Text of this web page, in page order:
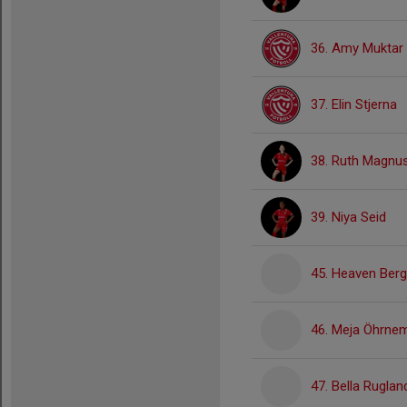
36. Amy Muktar
37. Elin Stjerna
38. Ruth
39. Niya Seid
45. Heaven
46. Meja
47. Bella